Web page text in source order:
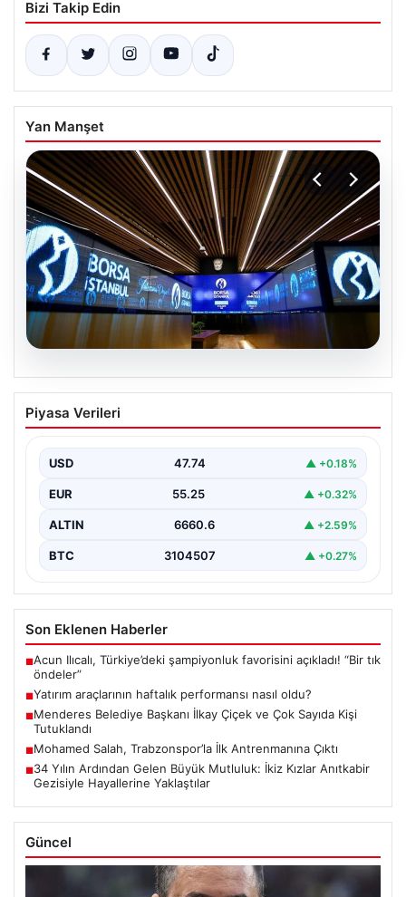
Bizi Takip Edin
Yan Manşet
08.08.2026
Yatırım araçlarının haftalık performansı
nasıl oldu?
Analizi”, “content”: “ Türkiye’nin finans piyasalarında
yeni haftanın…
Piyasa Verileri
USD 47.74 ▲ +0.18%
EUR 55.25 ▲ +0.32%
ALTIN 6660.6 ▲ +2.59%
BTC 3104507 ▲ +0.27%
Son Eklenen Haberler
■Acun Ilıcalı, Türkiye’deki şampiyonluk favorisini açıkladı! “Bir tık
öndeler”
■Yatırım araçlarının haftalık performansı nasıl oldu?
■Menderes Belediye Başkanı İlkay Çiçek ve Çok Sayıda Kişi
Tutuklandı
■Mohamed Salah, Trabzonspor’la İlk Antrenmanına Çıktı
■34 Yılın Ardından Gelen Büyük Mutluluk: İkiz Kızlar Anıtkabir
Gezisiyle Hayallerine Yaklaştılar
Güncel